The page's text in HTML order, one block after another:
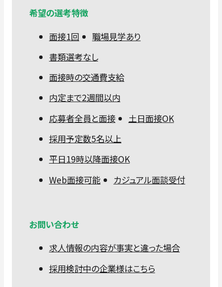
希望の選考特徴
面接1回
職場見学あり
書類選考なし
面接時の交通費支給
内定まで2週間以内
応募者全員と面接
土日面接OK
採用予定数5名以上
平日19時以降面接OK
Web面接可能
カジュアル面談受付
お問い合わせ
求人情報の内容が事実と違った場合
採用検討中の企業様はこちら